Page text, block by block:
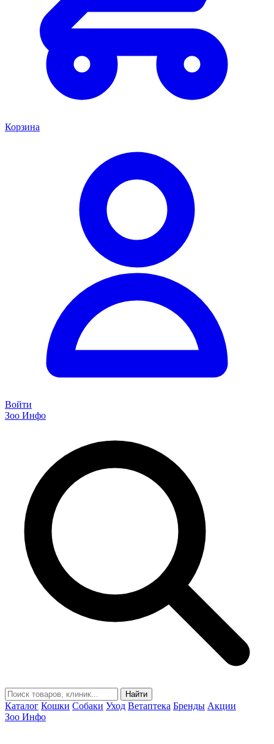
Корзина
Войти
Зоо Инфо
Найти
Каталог Кошки Собаки Уход Ветаптека Бренды Акции
Зоо Инфо